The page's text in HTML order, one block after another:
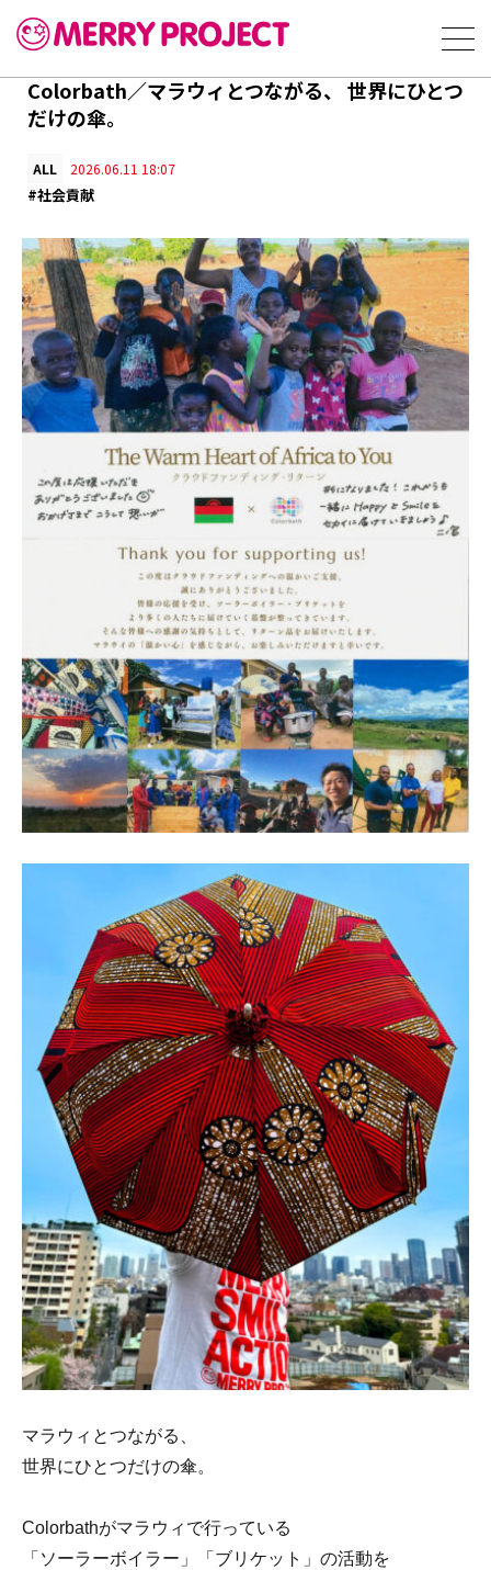
Colorbath／マラウィとつながる、 世界にひとつ
だけの傘。
ALL 2026.06.11 18:07
#社会貢献
マラウィとつながる、
世界にひとつだけの傘。
Colorbathがマラウィで行っている
「ソーラーボイラー」「ブリケット」の活動を